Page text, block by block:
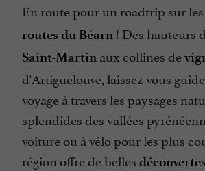
En route pour un roadtrip sur les
routes du Béarn ! Des hauteurs
Saint-Martin aux collines de
d'Artiguelouve, laissez-vous
voyage à travers les paysages
splendides des vallées
voiture ou à vélo pour les plus
région offre de belles